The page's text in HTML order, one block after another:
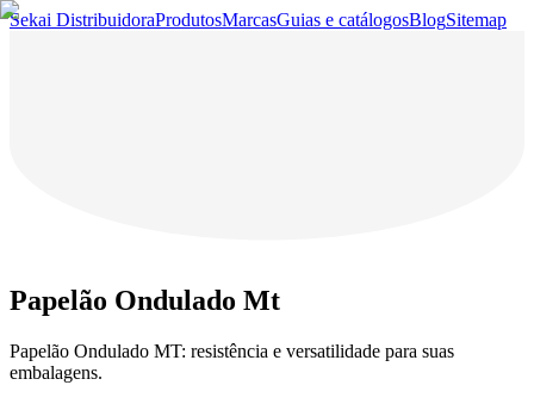
Sekai DistribuidoraProdutosMarcasGuias e catálogosBlogSitemap
Papelão Ondulado Mt
Papelão Ondulado MT: resistência e versatilidade para suas
embalagens.